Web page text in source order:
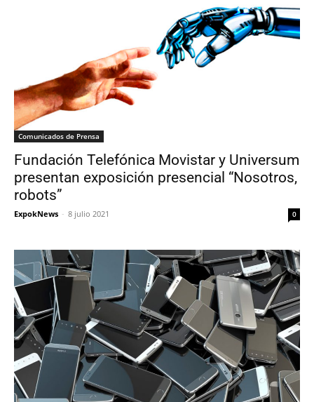
Comunicados de Prensa
Fundación Telefónica Movistar y Universum
presentan exposición presencial “Nosotros,
robots”
ExpokNews - 8 julio 2021 0